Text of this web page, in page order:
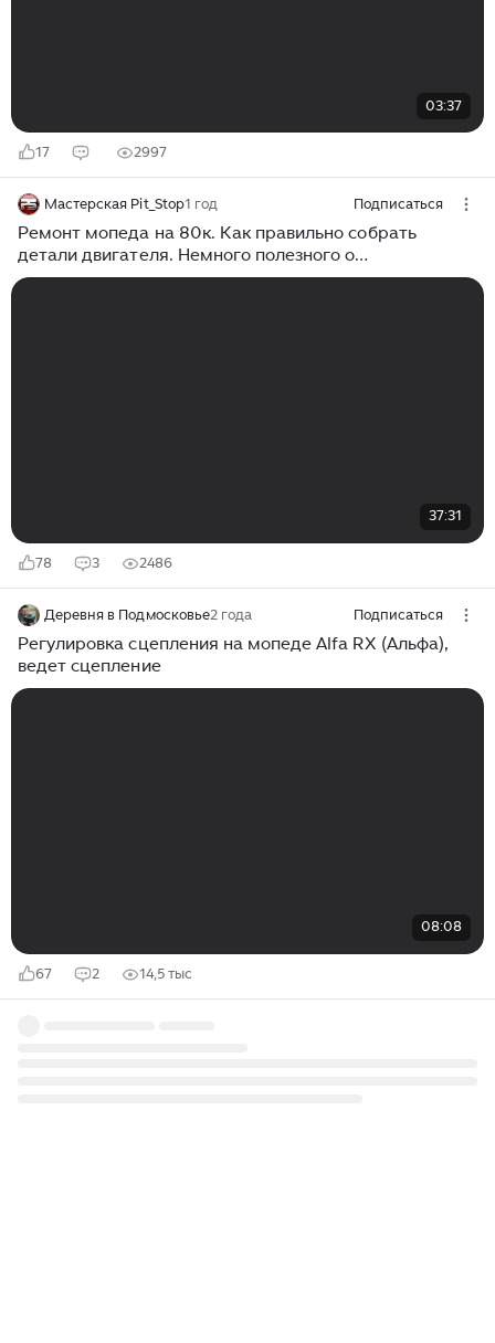
03:37
17 2997
Мастерская Pit_Stop1 год Подписаться
Ремонт мопеда на 80к. Как правильно собрать
детали двигателя. Немного полезного о
карбюраторах
37:31
78 3 2486
Деревня в Подмосковье2 года Подписаться
Регулировка сцепления на мопеде Alfa RX (Альфа),
ведет сцепление
08:08
67 2 14,5 тыс